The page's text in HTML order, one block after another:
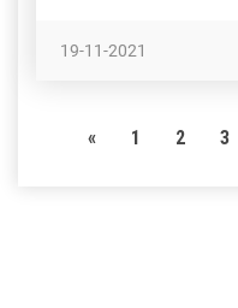
19-11-2021
« 1 2 3